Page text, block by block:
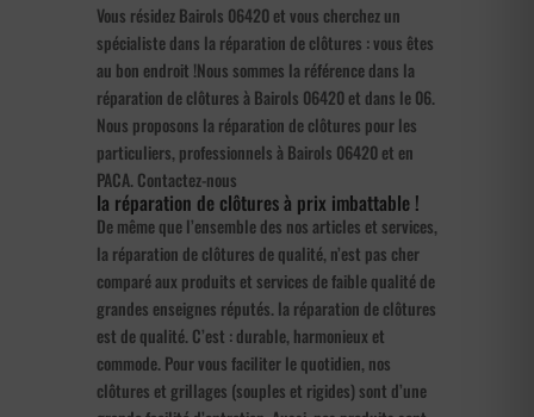
Vous résidez Bairols 06420 et vous cherchez un
spécialiste dans la réparation de clôtures : vous êtes
au bon endroit !Nous sommes la référence dans la
réparation de clôtures à Bairols 06420 et dans le 06.
Nous proposons la réparation de clôtures pour les
particuliers, professionnels à Bairols 06420 et en
PACA. Contactez-nous
la réparation de clôtures à prix imbattable !
De même que l’ensemble des nos articles et services,
la réparation de clôtures de qualité, n’est pas cher
comparé aux produits et services de faible qualité de
grandes enseignes réputés. la réparation de clôtures
est de qualité. C’est : durable, harmonieux et
commode. Pour vous faciliter le quotidien, nos
clôtures et grillages (souples et rigides) sont d’une